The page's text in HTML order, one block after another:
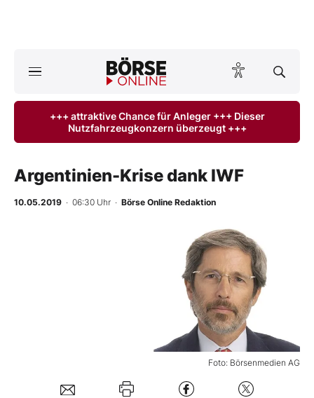
ktuelle Ausgabe BÖRSE ONLINE lesen
Anlageprodukte
Finanz-Check
Mein Konto
+++ attraktive Chance für Anleger +++ Dieser
Nutzfahrzeugkonzern überzeugt +++
Argentinien-Krise dank IWF
10.05.2019 · 06:30 Uhr · Börse Online Redaktion
Foto: Börsenmedien AG